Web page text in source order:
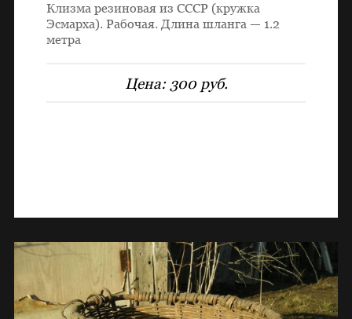
Клизма резиновая из СССР (кружка
Эсмарха). Рабочая. Длина шланга — 1.2
метра
Цена: 300 руб.